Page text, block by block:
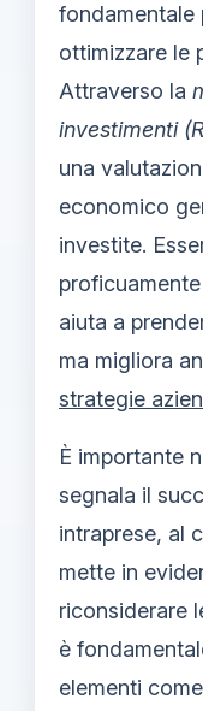
fondamentale
ottimizzare le
Attraverso la
investimenti
una
economico
investite.
aiuta a
ma migliora
strategie
È importante
segnala il
intraprese, al
mette in
riconsiderare
è
elementi